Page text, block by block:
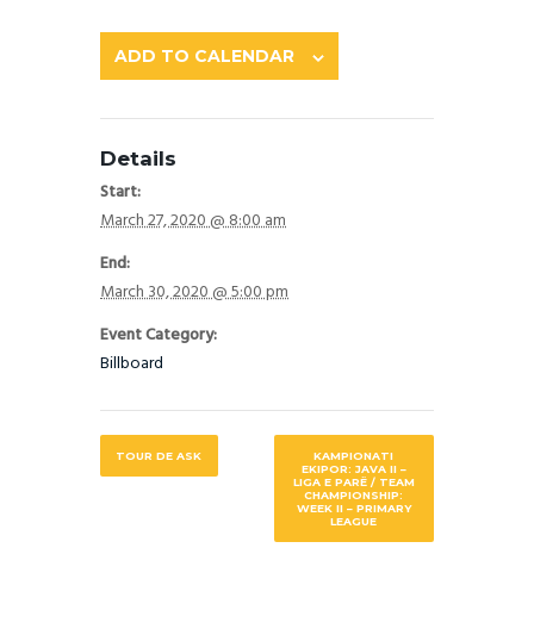
ADD TO CALENDAR
Details
Start:
March 27, 2020 @ 8:00 am
End:
March 30, 2020 @ 5:00 pm
Event Category:
Billboard
TOUR DE ASK
KAMPIONATI
EKIPOR: JAVA II –
LIGA E PARË / TEAM
CHAMPIONSHIP:
WEEK II – PRIMARY
LEAGUE